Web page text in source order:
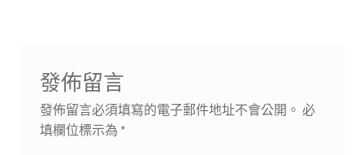
發佈留言
發佈留言必須填寫的電子郵件地址不會公開。 必
填欄位標示為 *